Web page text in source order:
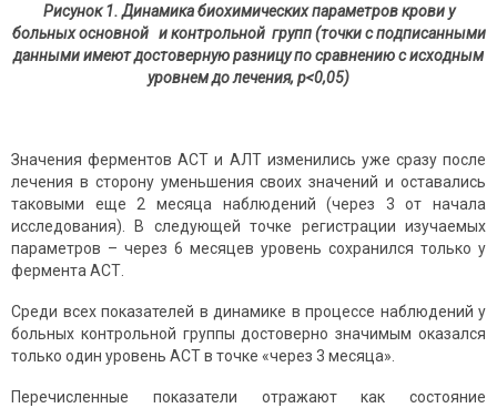
Рисунок 1. Динамика биохимических параметров крови у
больных основной и контрольной групп (точки с подписанными
данными имеют достоверную разницу по сравнению с исходным
уровнем до лечения, p<0,05)
Значения ферментов АСТ и АЛТ изменились уже сразу после
лечения в сторону уменьшения своих значений и оставались
таковыми еще 2 месяца наблюдений (через 3 от начала
исследования). В следующей точке регистрации изучаемых
параметров – через 6 месяцев уровень сохранился только у
фермента АСТ.
Среди всех показателей в динамике в процессе наблюдений у
больных контрольной группы достоверно значимым оказался
только один уровень АСТ в точке «через 3 месяца».
Перечисленные показатели отражают как состояние